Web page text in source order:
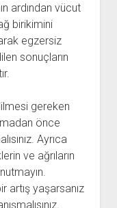
ardından vücut
birikimini
egzersiz
sonuçların
gereken
önce
Ayrıca
ve ağrıların
artış yaşarsanız